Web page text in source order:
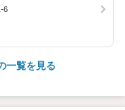
6
一覧を見る